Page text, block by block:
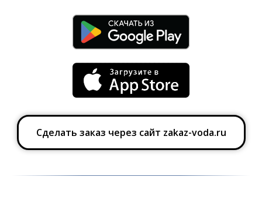
Сделать заказ через сайт zakaz-voda.ru